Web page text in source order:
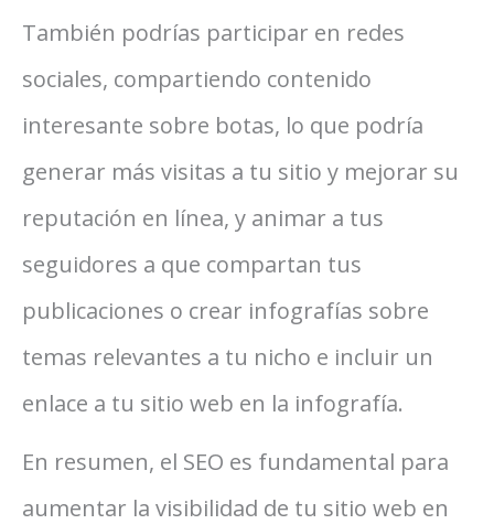
También podrías participar en redes
sociales, compartiendo contenido
interesante sobre botas, lo que podría
generar más visitas a tu sitio y mejorar su
reputación en línea, y animar a tus
seguidores a que compartan tus
publicaciones o crear infografías sobre
temas relevantes a tu nicho e incluir un
enlace a tu sitio web en la infografía.
En resumen, el SEO es fundamental para
aumentar la visibilidad de tu sitio web en